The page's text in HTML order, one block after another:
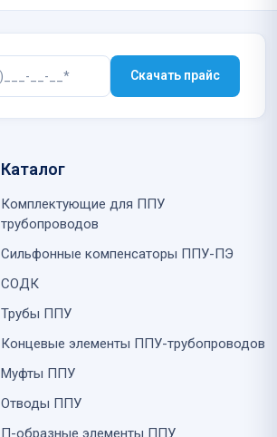
Скачать прайс
Каталог
Комплектующие для ППУ
трубопроводов
Сильфонные компенсаторы ППУ-ПЭ
СОДК
Трубы ППУ
Концевые элементы ППУ-трубопроводов
Муфты ППУ
Отводы ППУ
П-образные элементы ППУ